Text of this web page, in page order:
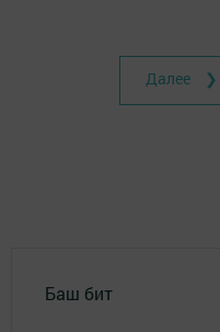
Далее ❯
Баш бит